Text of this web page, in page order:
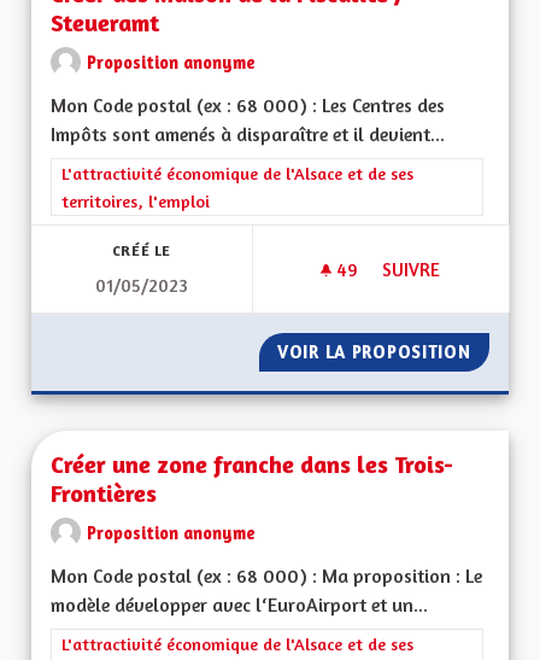
Steueramt
Proposition anonyme
Mon Code postal (ex : 68 000) : Les Centres des
Impôts sont amenés à disparaître et il devient...
Filtrer les résultats de la catégorie : L'attractivité
L'attractivité économique de l'Alsace et de ses
territoires, l'emploi
CRÉÉ LE
01/05/2023
49 49 ABONNÉS
SUIVRE
VOIR LA PROPOSITION
Créer une zone franche dans les Trois-
Frontières
Proposition anonyme
Mon Code postal (ex : 68 000) : Ma proposition : Le
modèle développer avec l‘EuroAirport et un...
Filtrer les résultats de la catégorie : L'attractivité
L'attractivité économique de l'Alsace et de ses